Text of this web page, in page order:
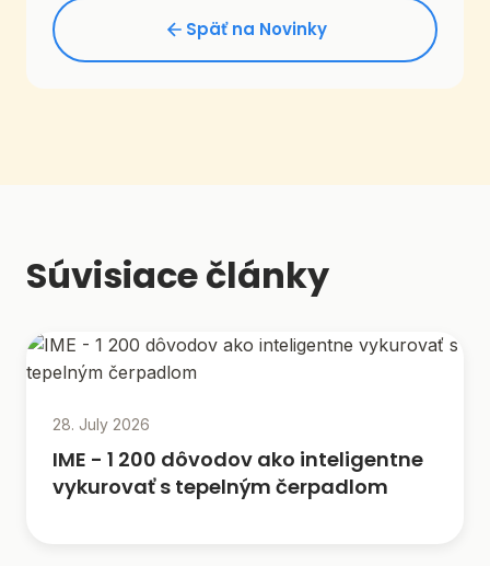
Späť na Novinky
Súvisiace články
28. July 2026
IME - 1 200 dôvodov ako inteligentne
vykurovať s tepelným čerpadlom